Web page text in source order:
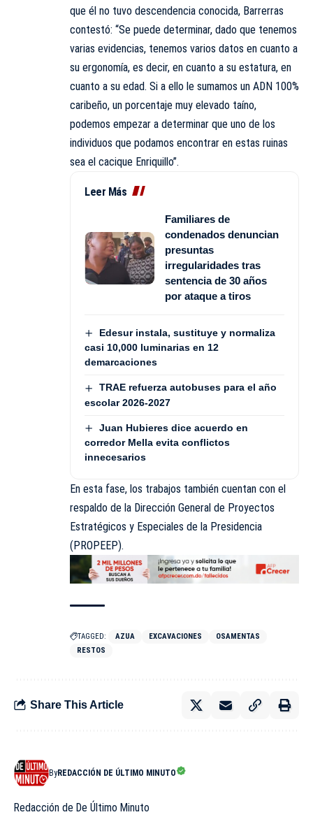
que él no tuvo descendencia conocida, Barrerras
contestó: “Se puede determinar, dado que tenemos
varias evidencias, tenemos varios datos en cuanto a
su ergonomía, es decir, en cuanto a su estatura, en
cuanto a su edad. Si a ello le sumamos un ADN 100%
caribeño, un porcentaje muy elevado taíno,
podemos empezar a determinar que uno de los
individuos que podamos encontrar en estas ruinas
sea el cacique Enriquillo”.
Leer Más
Familiares de
condenados denuncian
presuntas
irregularidades tras
sentencia de 30 años
por ataque a tiros
Edesur instala, sustituye y normaliza
casi 10,000 luminarias en 12
demarcaciones
TRAE refuerza autobuses para el año
escolar 2026-2027
Juan Hubieres dice acuerdo en
corredor Mella evita conflictos
innecesarios
En esta fase, los trabajos también cuentan con el
respaldo de la Dirección General de Proyectos
Estratégicos y Especiales de la Presidencia
(PROPEEP).
TAGGED: AZUA EXCAVACIONES
OSAMENTAS
RESTOS
Share This Article
ByREDACCIÓN DE ÚLTIMO MINUTO
Redacción de De Último Minuto